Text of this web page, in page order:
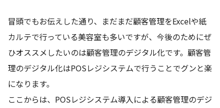
冒頭でもお伝えした通り、まだまだ顧客管理をExcelや紙
カルテで行っている美容室も多いですが、今後のためにぜ
ひオススメしたいのは顧客管理のデジタル化です。顧客管
理のデジタル化はPOSレジシステムで行うことでグンと楽
になります。
ここからは、POSレジシステム導入による顧客管理のデジ